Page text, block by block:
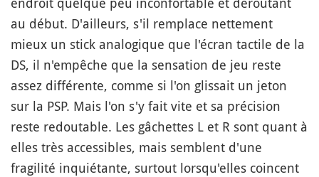
au début. D'ailleurs, s'il remplace nettement
mieux un stick analogique que l'écran tactile de la
DS, il n'empêche que la sensation de jeu reste
assez différente, comme si l'on glissait un jeton
sur la PSP. Mais l'on s'y fait vite et sa précision
reste redoutable. Les gâchettes L et R sont quant à
elles très accessibles, mais semblent d'une
fragilité inquiétante, surtout lorsqu'elles coincent